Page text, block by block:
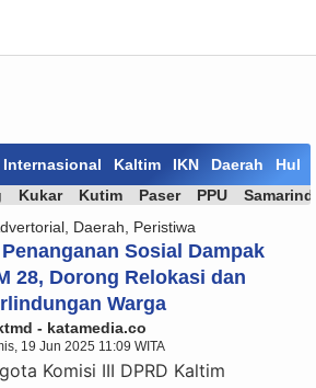
Internasional Kaltim IKN Daerah
Kukar Kutim Paser PPU
Daerah Peristiwa
Sosial Dampak
28, Dorong Relokasi dan
Warga
- katamedia.co
19 Jun 2025 11:09 WITA